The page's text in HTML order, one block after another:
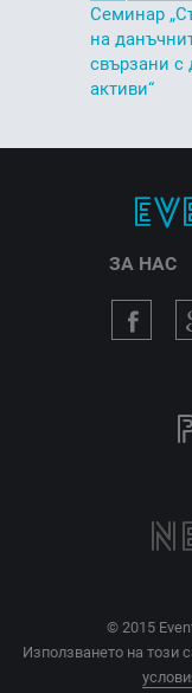
Семинар
на
свързани с
активи“
ЗА НАС
© 2015
Използването на този